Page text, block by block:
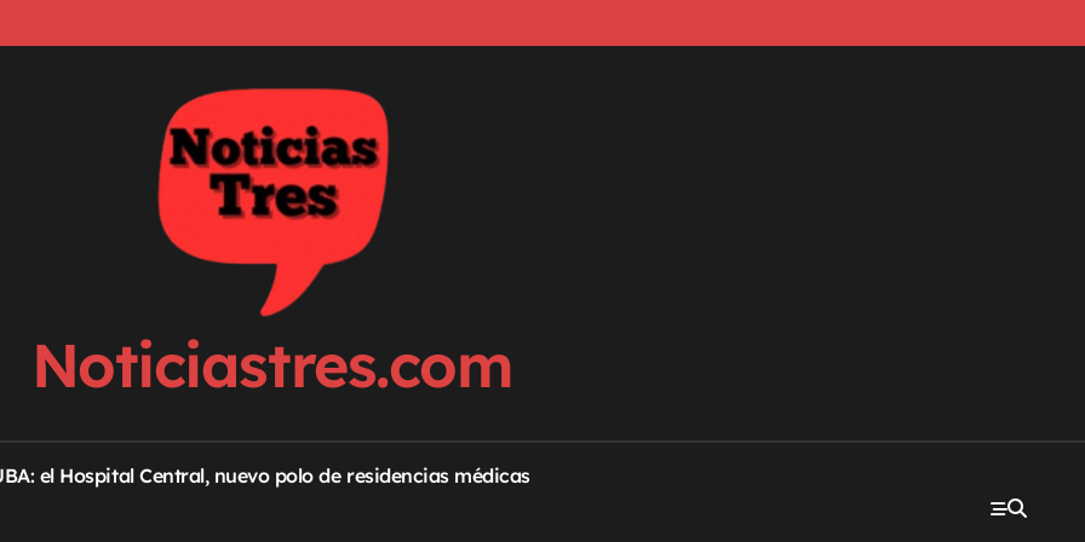
Noticiastres.com
el Hospital Central, nuevo polo de residencias médicas